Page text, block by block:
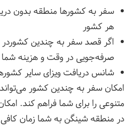
سفر به کشورها منطقه بدون
هر کشور
اگر قصد سفر به چندین کشوردر
صرفه‌جویی در وقت و هزینه
شانس دریافت ویزای سایر
امکان سفر به چندین کشور
در منطقه شینگن به شما زمان کافی